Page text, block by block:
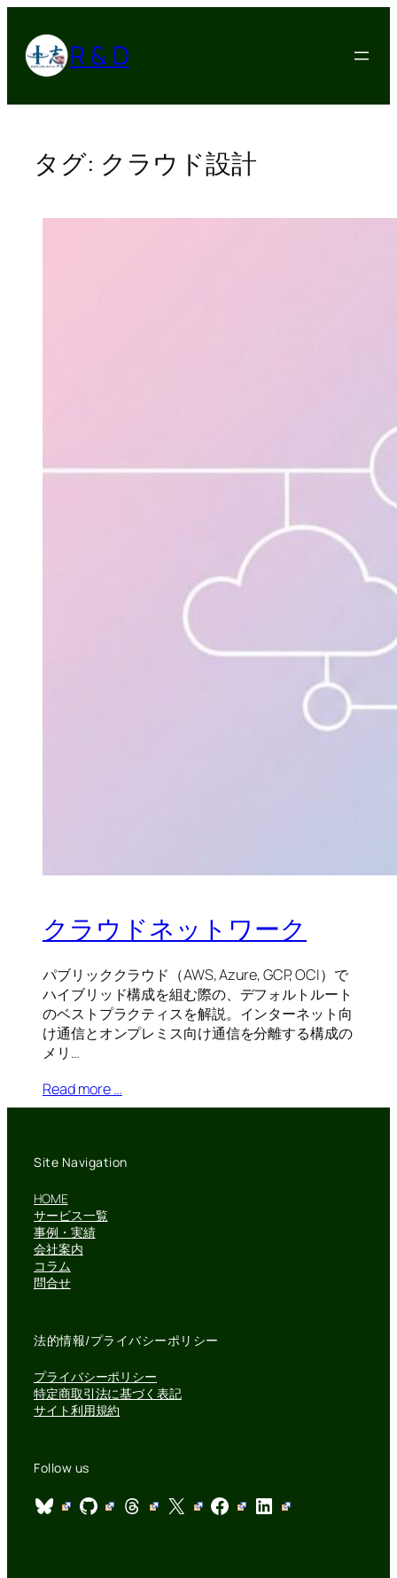
キ
R & D
タグ: クラウド設計
クラウドネットワーク
パブリッククラウド（AWS, Azure, GCP, OCI）で
ハイブリッド構成を組む際の、デフォルトルート
のベストプラクティスを解説。インターネット向
け通信とオンプレミス向け通信を分離する構成の
メリ…
Read more …
Site Navigation
HOME
サービス一覧
事例・実績
会社案内
コラム
問合せ
法的情報/プライバシーポリシー
プライバシーポリシー
特定商取引法に基づく表記
サイト利用規約
Follow us
Bluesky GitHub Threads X Facebook LinkedIn